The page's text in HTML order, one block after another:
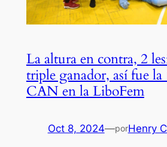
La altura en contra, 2
triple ganador, así fue
CAN en la LiboFem
Oct 8, 2024—porHenry